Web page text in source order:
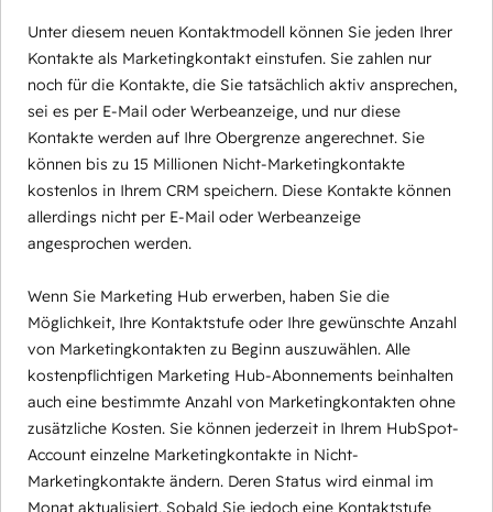
Unter diesem neuen Kontaktmodell können Sie jeden Ihrer
Kontakte als Marketingkontakt einstufen. Sie zahlen nur
noch für die Kontakte, die Sie tatsächlich aktiv ansprechen,
sei es per E-Mail oder Werbeanzeige, und nur diese
Kontakte werden auf Ihre Obergrenze angerechnet. Sie
können bis zu 15 Millionen Nicht-Marketingkontakte
kostenlos in Ihrem CRM speichern. Diese Kontakte können
allerdings nicht per E-Mail oder Werbeanzeige
angesprochen werden.
Wenn Sie Marketing Hub erwerben, haben Sie die
Möglichkeit, Ihre Kontaktstufe oder Ihre gewünschte Anzahl
von Marketingkontakten zu Beginn auszuwählen. Alle
kostenpflichtigen Marketing Hub-Abonnements beinhalten
auch eine bestimmte Anzahl von Marketingkontakten ohne
zusätzliche Kosten. Sie können jederzeit in Ihrem HubSpot-
Account einzelne Marketingkontakte in Nicht-
Marketingkontakte ändern. Deren Status wird einmal im
Monat aktualisiert. Sobald Sie jedoch eine Kontaktstufe